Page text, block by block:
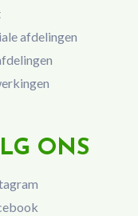
afdelingen
ONS